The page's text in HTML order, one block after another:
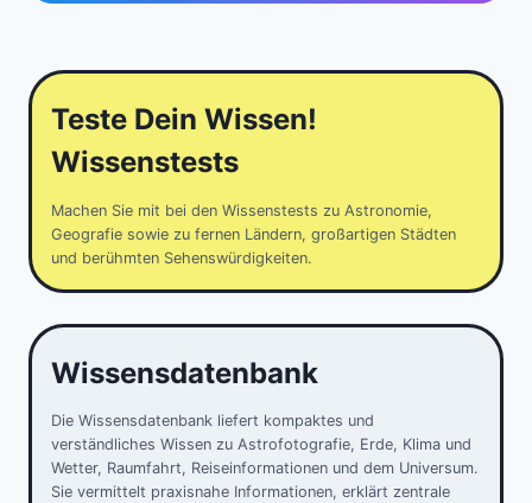
Teste Dein Wissen!
Wissenstests
Machen Sie mit bei den Wissenstests zu Astronomie,
Geografie sowie zu fernen Ländern, großartigen Städten
und berühmten Sehenswürdigkeiten.
Wissensdatenbank
Die Wissensdatenbank liefert kompaktes und
verständliches Wissen zu Astrofotografie, Erde, Klima und
Wetter, Raumfahrt, Reiseinformationen und dem Universum.
Sie vermittelt praxisnahe Informationen, erklärt zentrale